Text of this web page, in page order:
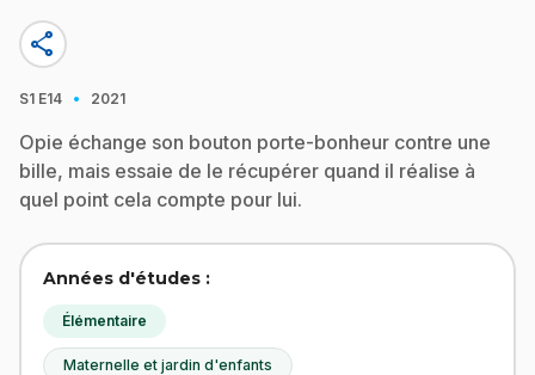
share
S1 E14 · 2021
Opie échange son bouton porte-bonheur contre une
bille, mais essaie de le récupérer quand il réalise à
quel point cela compte pour lui.
Années d'études :
Élémentaire
Maternelle et jardin d'enfants